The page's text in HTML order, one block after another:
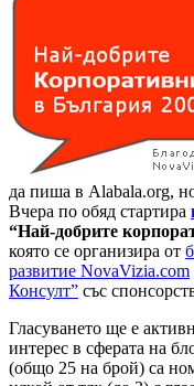
да пиша в Alabala.org,
Вчера по обяд стартира
“Най-добрите
която се организира от
развитие NovaVizia.com
Консулт” със
Гласуването ще е
интерес в сферата на
(общо 25 на брой) са